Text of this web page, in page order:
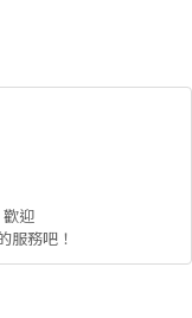
迎
服務吧！